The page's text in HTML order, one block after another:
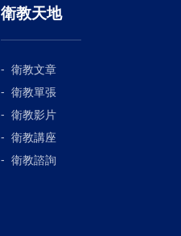
衛教天地
衛教文章
衛教單張
衛教影片
衛教講座
衛教諮詢